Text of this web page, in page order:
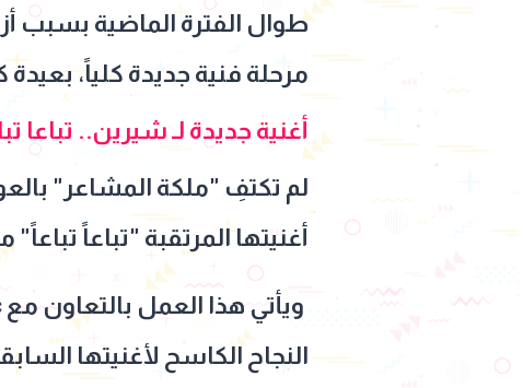
طوال الفترة الماضية بسبب
مرحلة فنية جديدة كلياً،
أغنية جديدة لـ شيرين.. تباعا
لم تكتفِ "ملكة المشاعر"
أغنيتها المرتقبة "تباعاً تباعاً"
النجاح الكاسح لأغنيتها